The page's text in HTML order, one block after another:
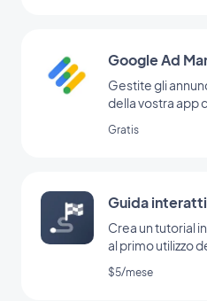
Google Ad
Gestite gli
della vostra app
Gratis
Guida
Crea un tutorial
al primo utilizzo
$5/mese